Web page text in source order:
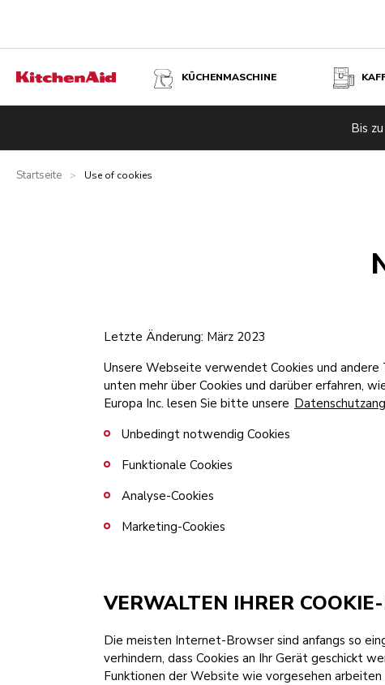
KÜCHENMASCHINE
Bis
Startseite > Use of cookies
Letzte Änderung: März 2023
Unsere Webseite verwendet Cookies und
unten mehr über Cookies und darüber erfahren,
Europa Inc. lesen Sie bitte unsere
Unbedingt notwendig Cookies
Funktionale Cookies
Analyse-Cookies
Marketing-Cookies
VERWALTEN IHRER
Die meisten Internet-Browser sind anfangs so
verhindern, dass Cookies an Ihr Gerät geschickt
Funktionen der Website wie vorgesehen